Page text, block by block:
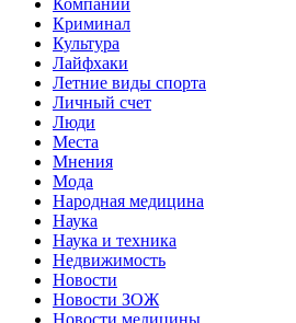
Криминал
Культура
Лайфхаки
Летние виды спорта
Личный счет
Люди
Места
Мнения
Мода
Народная медицина
Наука
Наука и техника
Недвижимость
Новости
Новости ЗОЖ
Новости медицины